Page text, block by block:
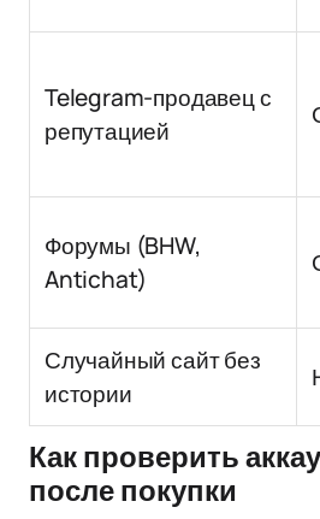
Telegram-продавец с
репутацией
Форумы (BHW,
Antichat)
Случайный сайт без
истории
Как проверить
после покупки